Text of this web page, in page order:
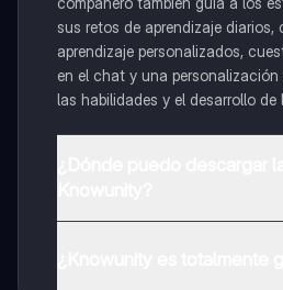
sus retos de aprendizaje diarios,
aprendizaje personalizados,
en el chat y una personalización
las habilidades y el desarrollo de